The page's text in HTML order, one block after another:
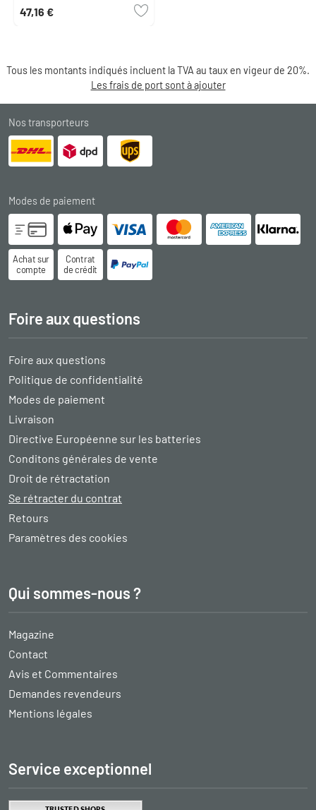
47,16 €
Tous les montants indiqués incluent la TVA au taux en vigeur de 20%.
Les frais de port sont à ajouter
Nos transporteurs
Modes de paiement
Achat sur
compte
Contrat
de crédit
Foire aux questions
Foire aux questions
Politique de confidentialité
Modes de paiement
Livraison
Directive Européenne sur les batteries
Conditons générales de vente
Droit de rétractation
Se rétracter du contrat
Retours
Paramètres des cookies
Qui sommes-nous ?
Magazine
Contact
Avis et Commentaires
Demandes revendeurs
Mentions légales
Service exceptionnel